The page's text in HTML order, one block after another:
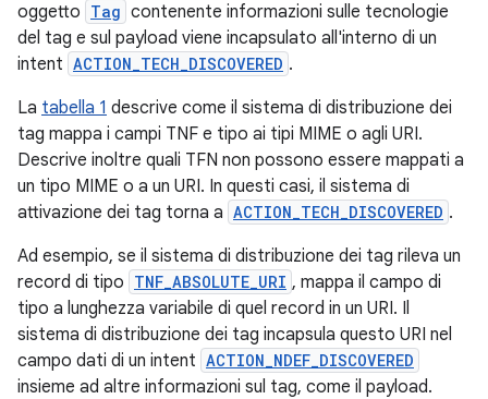
oggetto Tag contenente informazioni sulle tecnologie
del tag e sul payload viene incapsulato all'interno di un
intent ACTION_TECH_DISCOVERED .
La tabella 1 descrive come il sistema di distribuzione dei
tag mappa i campi TNF e tipo ai tipi MIME o agli URI.
Descrive inoltre quali TFN non possono essere mappati a
un tipo MIME o a un URI. In questi casi, il sistema di
attivazione dei tag torna a ACTION_TECH_DISCOVERED .
Ad esempio, se il sistema di distribuzione dei tag rileva un
record di tipo TNF_ABSOLUTE_URI , mappa il campo di
tipo a lunghezza variabile di quel record in un URI. Il
sistema di distribuzione dei tag incapsula questo URI nel
campo dati di un intent ACTION_NDEF_DISCOVERED
insieme ad altre informazioni sul tag, come il payload.